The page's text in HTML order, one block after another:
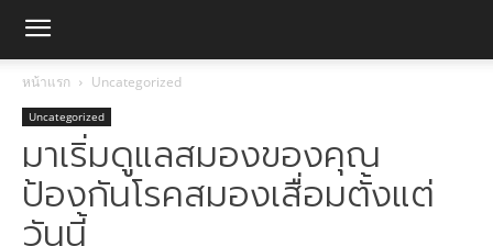
หน้าแรก Uncategorized
Uncategorized
มาเริ่มดูแลสมองของคุณ
ป้องกันโรคสมองเสื่อมตั้งแต่
วันนี้